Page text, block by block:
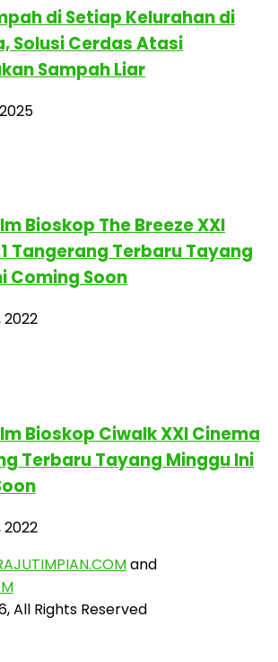
di Setiap Kelurahan di
Solusi Cerdas Atasi
Sampah Liar
Bioskop The Breeze XXI
Tangerang Terbaru Tayang
Coming Soon
2022
Bioskop Ciwalk XXI Cinema
Terbaru Tayang Minggu Ini
2022
and
All Rights Reserved